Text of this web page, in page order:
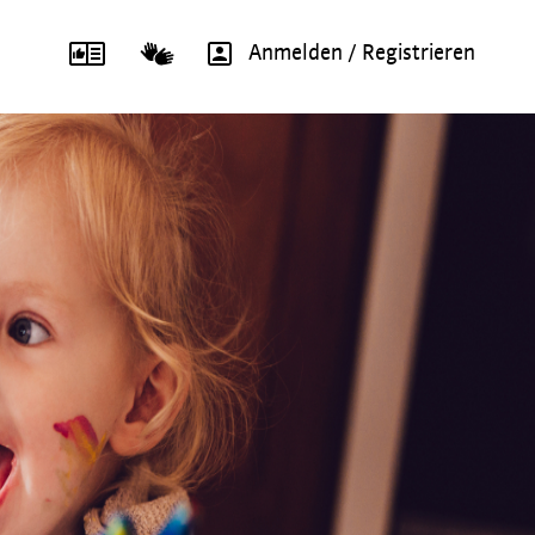
Anmelden / Registrieren